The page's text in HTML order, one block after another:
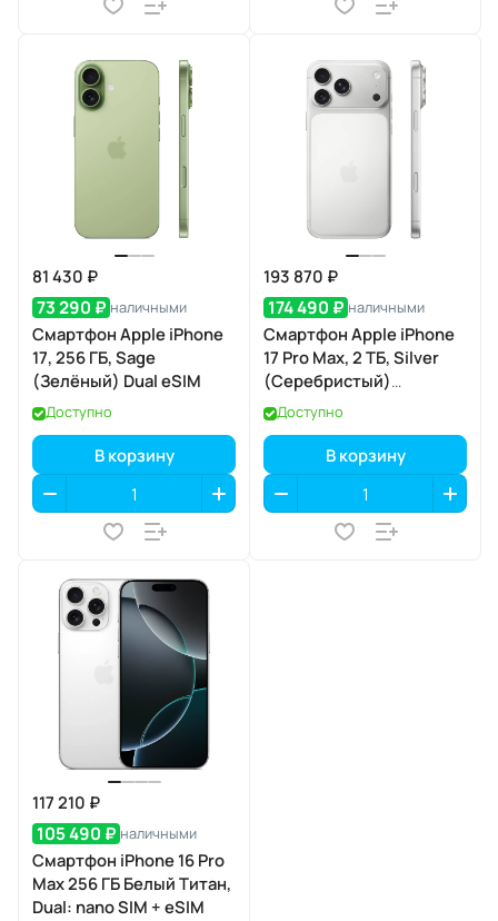
81 430 ₽
73 290 ₽ наличными
Смартфон Apple iPhone
17, 256 ГБ, Sage
(Зелёный) Dual eSIM
Доступно
В корзину
193 870 ₽
174 490 ₽ наличными
Смартфон Apple iPhone
17 Pro Max, 2 ТБ, Silver
(Серебристый)
SIM+eSIM
Доступно
В корзину
117 210 ₽
105 490 ₽ наличными
Смартфон iPhone 16 Pro
Max 256 ГБ Белый Титан,
Dual: nano SIM + eSIM